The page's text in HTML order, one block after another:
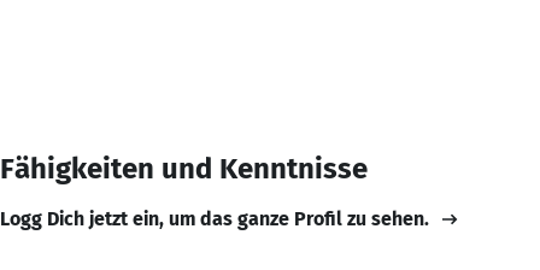
Fähigkeiten und Kenntnisse
Logg Dich jetzt ein, um das ganze Profil zu sehen.